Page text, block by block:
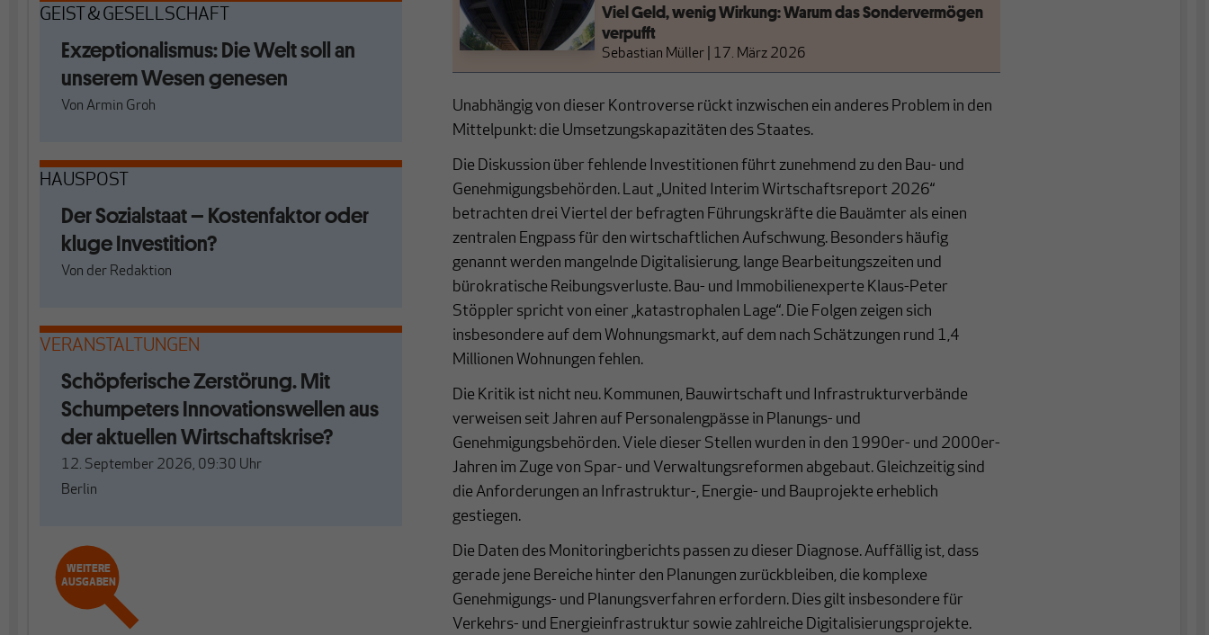
GEIST & GESELLSCHAFT
Exzeptionalismus: Die Welt soll an
unserem Wesen genesen
Von Armin Groh
HAUSPOST
Der Sozialstaat – Kostenfaktor oder
kluge Investition?
Von der Redaktion
VERANSTALTUNGEN
Schöpferische Zerstörung. Mit
Schumpeters Innovationswellen aus
der aktuellen Wirtschaftskrise?
12. September 2026, 09:30 Uhr
Berlin
WEITERE
AUSGABEN
Viel Geld, wenig Wirkung: Warum das Sondervermögen
verpufft
Sebastian Müller 17. März 2026
Unabhängig von dieser Kontroverse rückt inzwischen ein anderes Problem in den
Mittelpunkt: die Umsetzungskapazitäten des Staates.
Die Diskussion über fehlende Investitionen führt zunehmend zu den Bau- und
Genehmigungsbehörden. Laut „United Interim Wirtschaftsreport 2026“
betrachten drei Viertel der befragten Führungskräfte die Bauämter als einen
zentralen Engpass für den wirtschaftlichen Aufschwung. Besonders häufig
genannt werden mangelnde Digitalisierung, lange Bearbeitungszeiten und
bürokratische Reibungsverluste. Bau- und Immobilienexperte Klaus-Peter
Stöppler spricht von einer „katastrophalen Lage“. Die Folgen zeigen sich
insbesondere auf dem Wohnungsmarkt, auf dem nach Schätzungen rund 1,4
Millionen Wohnungen fehlen.
Die Kritik ist nicht neu. Kommunen, Bauwirtschaft und Infrastrukturverbände
verweisen seit Jahren auf Personalengpässe in Planungs- und
Genehmigungsbehörden. Viele dieser Stellen wurden in den 1990er- und 2000er-
Jahren im Zuge von Spar- und Verwaltungsreformen abgebaut. Gleichzeitig sind
die Anforderungen an Infrastruktur-, Energie- und Bauprojekte erheblich
gestiegen.
Die Daten des Monitoringberichts passen zu dieser Diagnose. Auffällig ist, dass
gerade jene Bereiche hinter den Planungen zurückbleiben, die komplexe
Genehmigungs- und Planungsverfahren erfordern. Dies gilt insbesondere für
Verkehrs- und Energieinfrastruktur sowie zahlreiche Digitalisierungsprojekte.